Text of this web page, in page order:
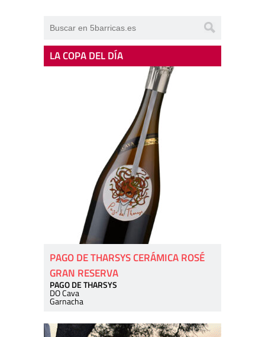
LA COPA DEL DÍA
PAGO DE THARSYS CERÁMICA ROSÉ
GRAN RESERVA
PAGO DE THARSYS
DO Cava
Garnacha